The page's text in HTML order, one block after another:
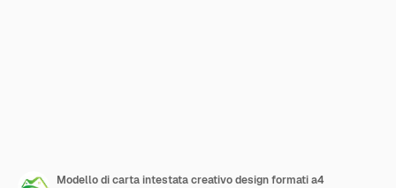
Modello di carta intestata creativo design formati a4